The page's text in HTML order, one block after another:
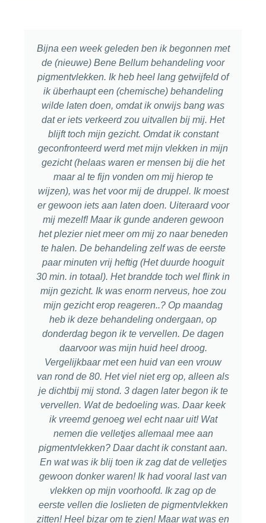
Bijna een week geleden ben ik begonnen met
de (nieuwe) Bene Bellum behandeling voor
pigmentvlekken. Ik heb heel lang getwijfeld of
ik überhaupt een (chemische) behandeling
wilde laten doen, omdat ik onwijs bang was
dat er iets verkeerd zou uitvallen bij mij. Het
blijft toch mijn gezicht. Omdat ik constant
geconfronteerd werd met mijn vlekken in mijn
gezicht (helaas waren er mensen bij die het
maar al te fijn vonden om mij hierop te
wijzen), was het voor mij de druppel. Ik moest
er gewoon iets aan laten doen. Uiteraard voor
mij mezelf! Maar ik gunde anderen gewoon
het plezier niet meer om mij zo naar beneden
te halen. De behandeling zelf was de eerste
paar minuten vrij heftig (Het duurde hooguit
30 min. in totaal). Het brandde toch wel flink in
mijn gezicht. Ik was enorm nerveus, hoe zou
mijn gezicht erop reageren..? Op maandag
heb ik deze behandeling ondergaan, op
donderdag begon ik te vervellen. De dagen
daarvoor was mijn huid heel droog.
Vergelijkbaar met een huid van een vrouw
van rond de 80. Het viel niet erg op, alleen als
je dichtbij mij stond. 3 dagen later begon ik te
vervellen. Wat de bedoeling was. Daar keek
ik vreemd genoeg wel echt naar uit! Wat
nemen die velletjes allemaal mee aan
pigmentvlekken? Daar dacht ik constant aan.
En wat was ik blij toen ik zag dat de velletjes
gewoon donker waren! Ik had vooral last van
vlekken op mijn voorhoofd. Ik zag op de
eerste vellen die loslieten de pigmentvlekken
zitten! Heel bizar om te zien! Maar wat was en